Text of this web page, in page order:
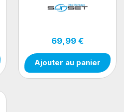
69,99 €
Ajouter au panier